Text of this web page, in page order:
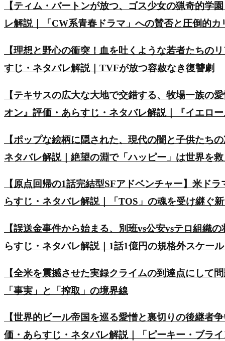
【ティム・バートンが放つ、ゴス少女の猟奇的学
レ解説｜「CW系青春ドラマ」への賛否と圧倒的カ
【理想と野心の衝突！血を吐くような若者たちの
すじ・ネタバレ解説｜TVFが放つ容赦なき復讐劇
【テキサスの広大な大地で交錯する、牧場一族の
オン』評価・あらすじ・ネタバレ解説｜『イエロ
【ポップな絵柄に隠された、現代の闇と子供たち
ネタバレ解説｜絶望の淵で「ハッピー」は世界を
【原点回帰の1話完結型SFアドベンチャー】米ド
らすじ・ネタバレ解説｜「TOS」の魂を受け継ぐ
【誤送金事件から始まる、別班vs公安vsテロ組織
らすじ・ネタバレ解説｜1話1億円の規格外スケー
【全米を震撼させた実録クライムの到達点にして
「事実」と「搾取」の境界線
【世界的ビール帝国を巡る愛憎と裏切りの後継者
価・あらすじ・ネタバレ解説｜「ピーキー・ブラ